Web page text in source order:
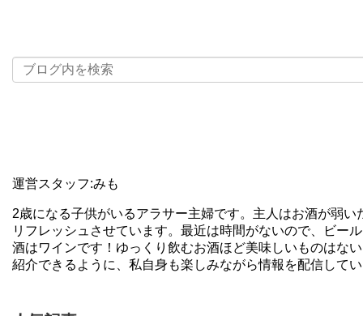
運営スタッフ:みも
2歳になる子供がいるアラサー主婦です。主人はお酒が弱
リフレッシュさせています。最近は時間がないので、ビー
酒はワインです！ゆっくり飲むお酒ほど美味しいものはな
紹介できるように、私自身も楽しみながら情報を配信して